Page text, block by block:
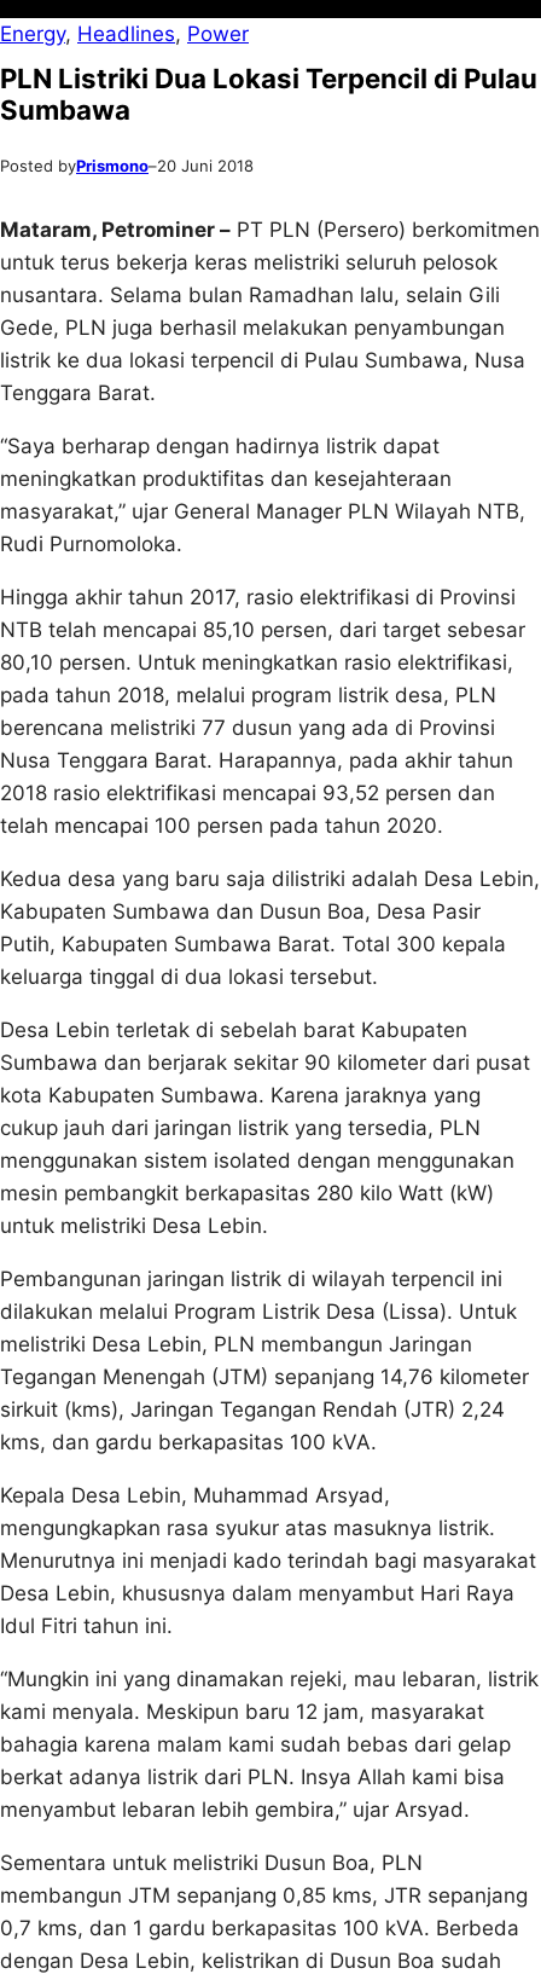
Energy, Headlines, Power
PLN Listriki Dua Lokasi Terpencil di Pulau
Sumbawa
Posted byPrismono–20 Juni 2018
Mataram, Petrominer – PT PLN (Persero) berkomitmen
untuk terus bekerja keras melistriki seluruh pelosok
nusantara. Selama bulan Ramadhan lalu, selain Gili
Gede, PLN juga berhasil melakukan penyambungan
listrik ke dua lokasi terpencil di Pulau Sumbawa, Nusa
Tenggara Barat.
“Saya berharap dengan hadirnya listrik dapat
meningkatkan produktifitas dan kesejahteraan
masyarakat,” ujar General Manager PLN Wilayah NTB,
Rudi Purnomoloka.
Hingga akhir tahun 2017, rasio elektrifikasi di Provinsi
NTB telah mencapai 85,10 persen, dari target sebesar
80,10 persen. Untuk meningkatkan rasio elektrifikasi,
pada tahun 2018, melalui program listrik desa, PLN
berencana melistriki 77 dusun yang ada di Provinsi
Nusa Tenggara Barat. Harapannya, pada akhir tahun
2018 rasio elektrifikasi mencapai 93,52 persen dan
telah mencapai 100 persen pada tahun 2020.
Kedua desa yang baru saja dilistriki adalah Desa Lebin,
Kabupaten Sumbawa dan Dusun Boa, Desa Pasir
Putih, Kabupaten Sumbawa Barat. Total 300 kepala
keluarga tinggal di dua lokasi tersebut.
Desa Lebin terletak di sebelah barat Kabupaten
Sumbawa dan berjarak sekitar 90 kilometer dari pusat
kota Kabupaten Sumbawa. Karena jaraknya yang
cukup jauh dari jaringan listrik yang tersedia, PLN
menggunakan sistem isolated dengan menggunakan
mesin pembangkit berkapasitas 280 kilo Watt (kW)
untuk melistriki Desa Lebin.
Pembangunan jaringan listrik di wilayah terpencil ini
dilakukan melalui Program Listrik Desa (Lissa). Untuk
melistriki Desa Lebin, PLN membangun Jaringan
Tegangan Menengah (JTM) sepanjang 14,76 kilometer
sirkuit (kms), Jaringan Tegangan Rendah (JTR) 2,24
kms, dan gardu berkapasitas 100 kVA.
Kepala Desa Lebin, Muhammad Arsyad,
mengungkapkan rasa syukur atas masuknya listrik.
Menurutnya ini menjadi kado terindah bagi masyarakat
Desa Lebin, khususnya dalam menyambut Hari Raya
Idul Fitri tahun ini.
“Mungkin ini yang dinamakan rejeki, mau lebaran, listrik
kami menyala. Meskipun baru 12 jam, masyarakat
bahagia karena malam kami sudah bebas dari gelap
berkat adanya listrik dari PLN. Insya Allah kami bisa
menyambut lebaran lebih gembira,” ujar Arsyad.
Sementara untuk melistriki Dusun Boa, PLN
membangun JTM sepanjang 0,85 kms, JTR sepanjang
0,7 kms, dan 1 gardu berkapasitas 100 kVA. Berbeda
dengan Desa Lebin, kelistrikan di Dusun Boa sudah